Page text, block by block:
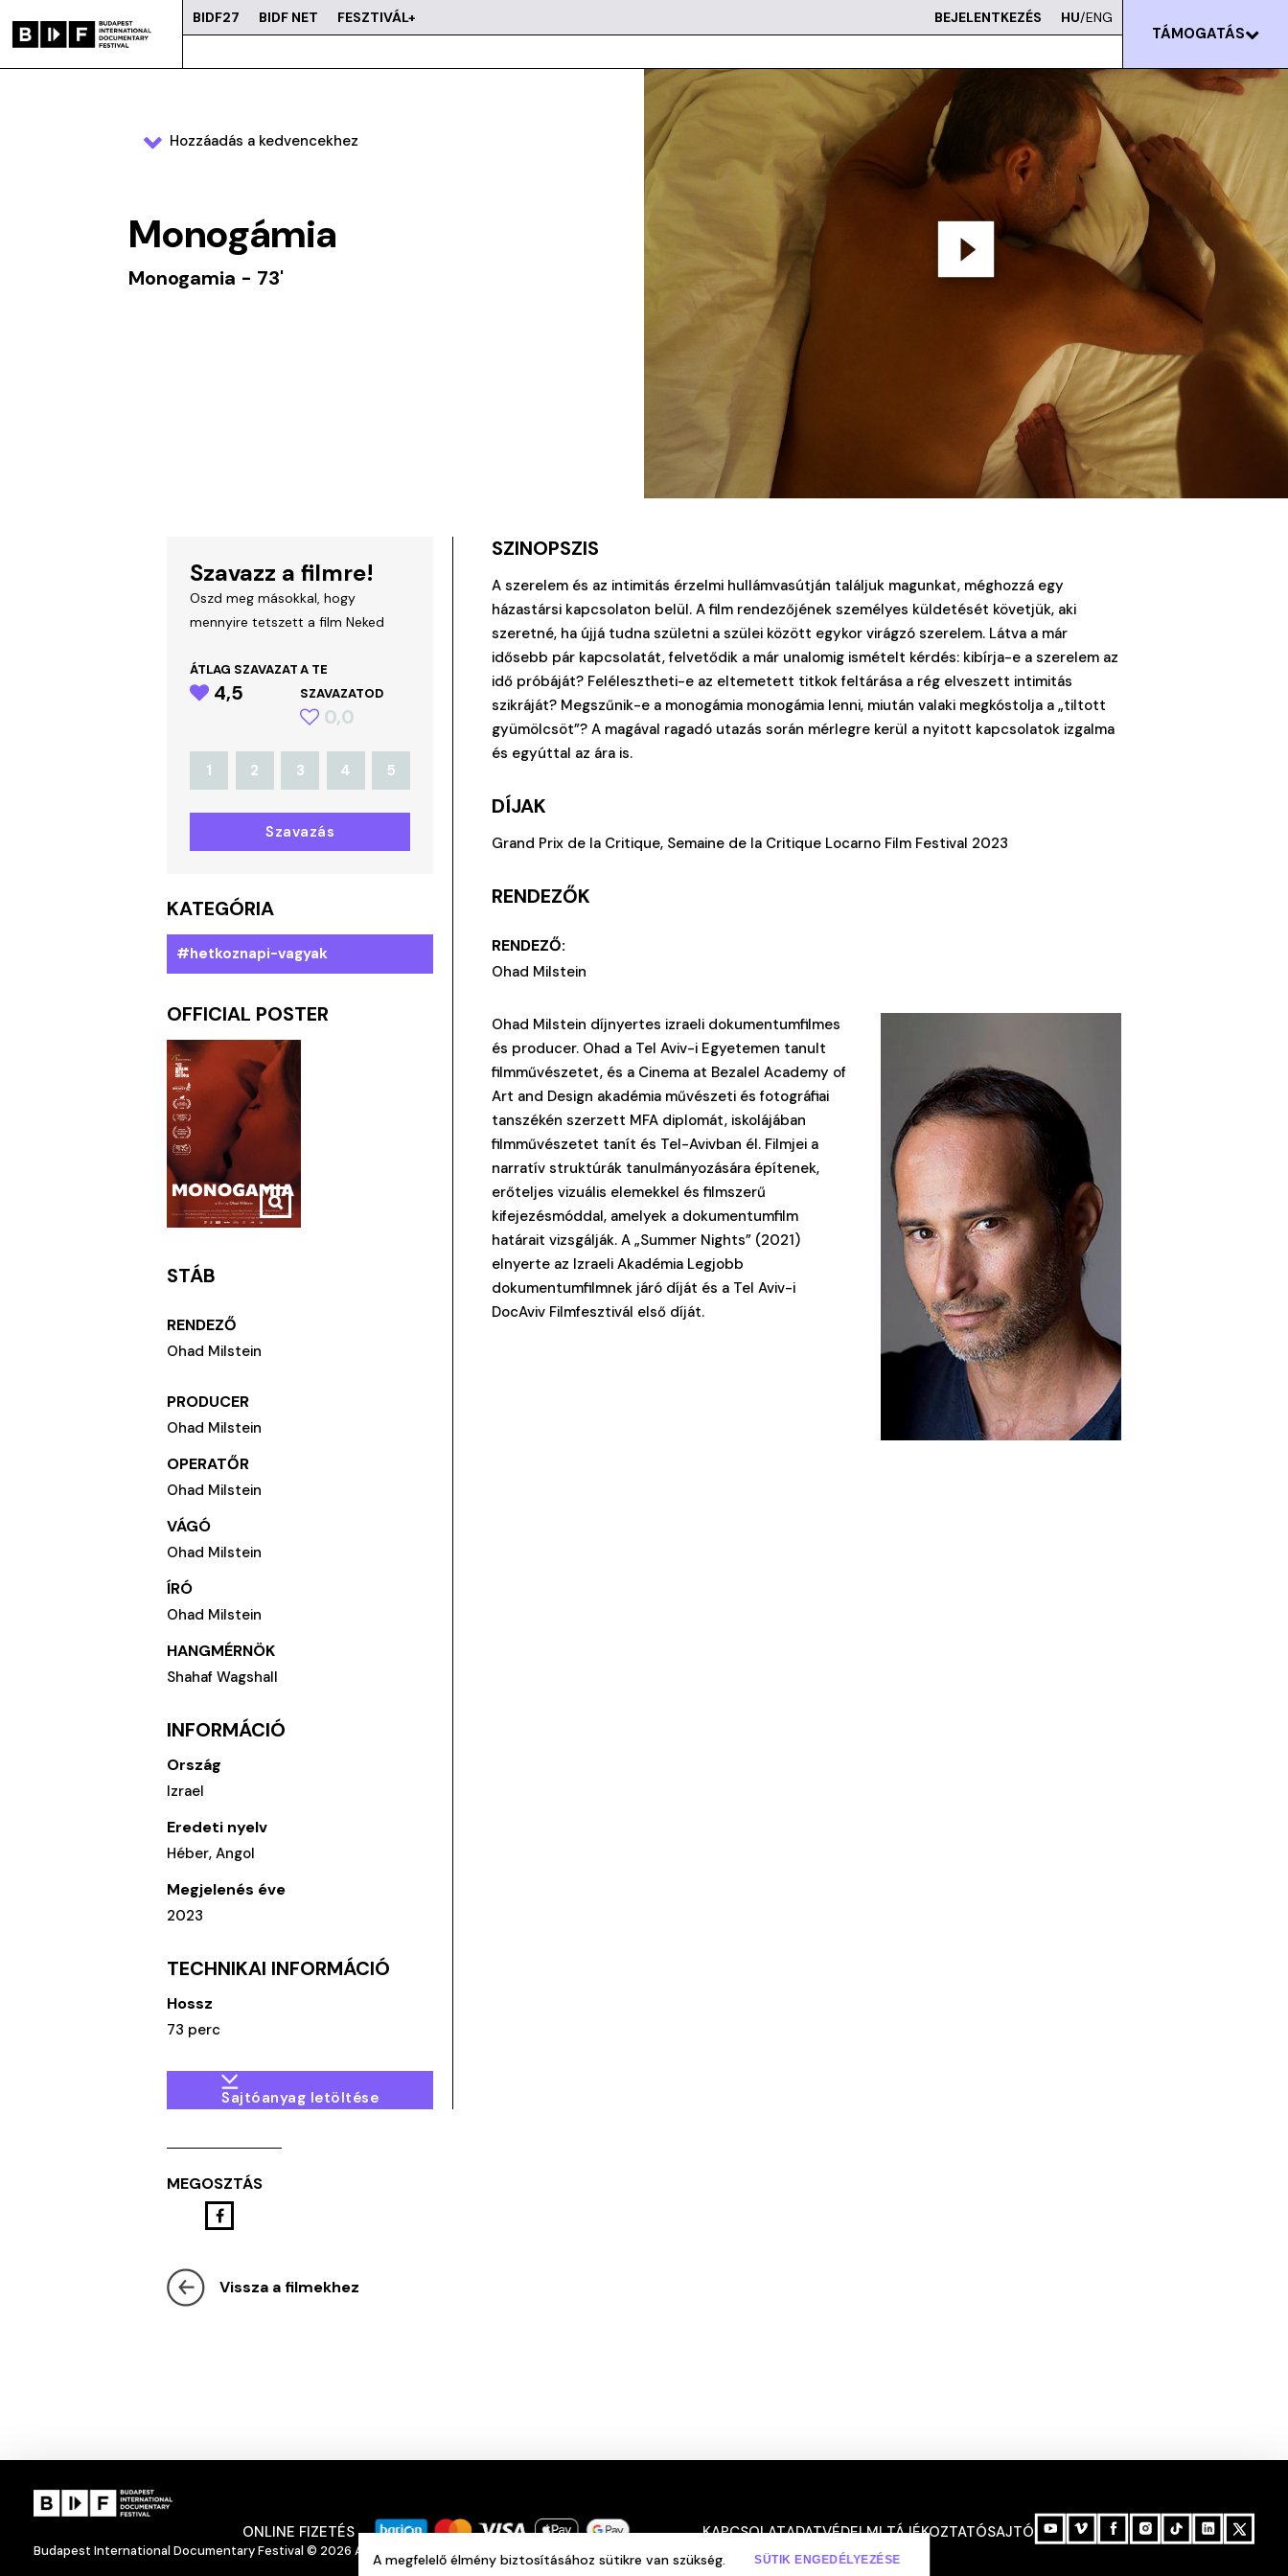
BIDF27 BIDF NET FESZTIVÁL+ BEJELENTKEZÉS HU/ENG
TÁMOGATÁS
BEJELENTKEZÉS
Hozzáadás a kedvencekhez
Monogámia
Monogamia - 73'
Szavazz a filmre!
Oszd meg másokkal, hogy
mennyire tetszett a film Neked
ÁTLAG SZAVAZAT
4,5
A TE
SZAVAZATOD
0,0
1 2 3 4 5
Szavazás
KATEGÓRIA
#hetkoznapi-vagyak
OFFICIAL POSTER
STÁB
RENDEZŐ
Ohad Milstein
PRODUCER
Ohad Milstein
OPERATŐR
Ohad Milstein
VÁGÓ
Ohad Milstein
ÍRÓ
Ohad Milstein
HANGMÉRNÖK
Shahaf Wagshall
INFORMÁCIÓ
Ország
Izrael
Eredeti nyelv
Héber, Angol
Megjelenés éve
2023
TECHNIKAI INFORMÁCIÓ
Hossz
73 perc
Sajtóanyag letöltése
SZINOPSZIS
A szerelem és az intimitás érzelmi hullámvasútján találjuk magunkat, méghozzá egy
házastársi kapcsolaton belül. A film rendezőjének személyes küldetését követjük, aki
szeretné, ha újjá tudna születni a szülei között egykor virágzó szerelem. Látva a már
idősebb pár kapcsolatát, felvetődik a már unalomig ismételt kérdés: kibírja-e a szerelem az
idő próbáját? Felélesztheti-e az eltemetett titkok feltárása a rég elveszett intimitás
szikráját? Megszűnik-e a monogámia monogámia lenni, miután valaki megkóstolja a „tiltott
gyümölcsöt”? A magával ragadó utazás során mérlegre kerül a nyitott kapcsolatok izgalma
és egyúttal az ára is.
DÍJAK
Grand Prix de la Critique, Semaine de la Critique Locarno Film Festival 2023
RENDEZŐK
RENDEZŐ:
Ohad Milstein
Ohad Milstein díjnyertes izraeli dokumentumfilmes
és producer. Ohad a Tel Aviv-i Egyetemen tanult
filmművészetet, és a Cinema at Bezalel Academy of
Art and Design akadémia művészeti és fotográfiai
tanszékén szerzett MFA diplomát, iskolájában
filmművészetet tanít és Tel-Avivban él. Filmjei a
narratív struktúrák tanulmányozására építenek,
erőteljes vizuális elemekkel és filmszerű
kifejezésmóddal, amelyek a dokumentumfilm
határait vizsgálják. A „Summer Nights” (2021)
elnyerte az Izraeli Akadémia Legjobb
dokumentumfilmnek járó díját és a Tel Aviv-i
DocAviv Filmfesztivál első díját.
MEGOSZTÁS
Vissza a filmekhez
ONLINE FIZETÉS KAPCSOLATADATVÉDELMI TÁJÉKOZTATÓSAJTÓ
Budapest International Documentary Festival © 2026 All rights reserved
A megfelelő élmény biztosításához sütikre van szükség. SÜTIK ENGEDÉLYEZÉSE